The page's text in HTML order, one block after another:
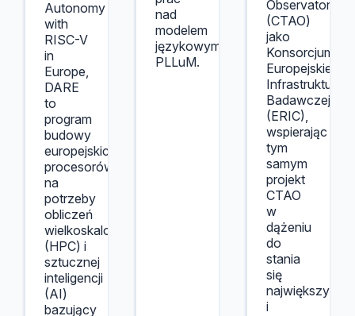
Autonomy
with
RISC-V
in
Europe,
DARE
to
program
budowy
europejskich
procesorów
na
potrzeby
obliczeń
wielkoskalowych
(HPC) i
sztucznej
inteligencji
(AI)
bazujący
nad
modelem
językowym
PLLuM.
Observatory
(CTAO)
jako
Konsorcjum
Europejskiej
Infrastruktury
Badawczej
(ERIC),
wspierając
tym
samym
projekt
CTAO
w
dążeniu
do
stania
się
największym
i